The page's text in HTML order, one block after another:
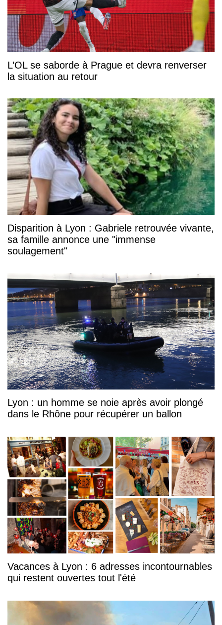
L’OL se saborde à Prague et devra renverser
la situation au retour
Disparition à Lyon : Gabriele retrouvée vivante,
sa famille annonce une "immense
soulagement"
Lyon : un homme se noie après avoir plongé
dans le Rhône pour récupérer un ballon
Vacances à Lyon : 6 adresses incontournables
qui restent ouvertes tout l'été